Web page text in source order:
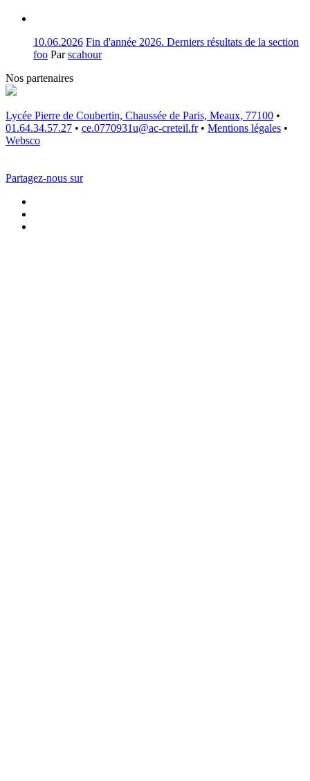
10.06.2026 Fin d'année 2026. Derniers résultats de la section
foo Parscahour
Nos partenaires
Lycée Pierre de Coubertin, Chaussée de Paris, Meaux, 77100 •
01.64.34.57.27 • ce.0770931u@ac-creteil.fr • Mentions légales •
Websco
Partagez-nous sur